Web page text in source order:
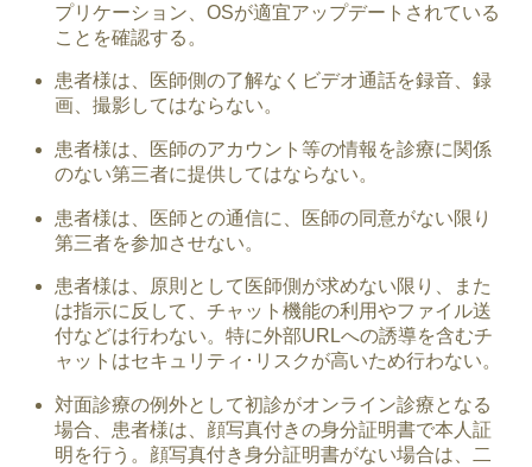
プリケーション、OSが適宜アップデートされている
ことを確認する。
患者様は、医師側の了解なくビデオ通話を録音、録
画、撮影してはならない。
患者様は、医師のアカウント等の情報を診療に関係
のない第三者に提供してはならない。
患者様は、医師との通信に、医師の同意がない限り
第三者を参加させない。
患者様は、原則として医師側が求めない限り、また
は指示に反して、チャット機能の利用やファイル送
付などは行わない。特に外部URLへの誘導を含むチ
ャットはセキュリティ･リスクが高いため行わない。
対面診療の例外として初診がオンライン診療となる
場合、患者様は、顔写真付きの身分証明書で本人証
明を行う。顔写真付き身分証明書がない場合は、二